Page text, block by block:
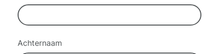
Achternaam